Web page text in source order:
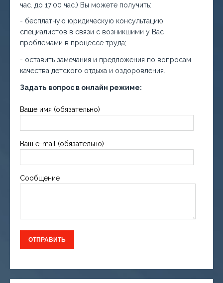
час. до 17:00 час.) Вы можете получить:
- бесплатную юридическую консультацию
специалистов в связи с возникшими у Вас
проблемами в процессе труда;
- оставить замечания и предложения по вопросам
качества детского отдыха и оздоровления.
Задать вопрос в онлайн режиме:
Ваше имя (обязательно)
Ваш e-mail (обязательно)
Сообщение